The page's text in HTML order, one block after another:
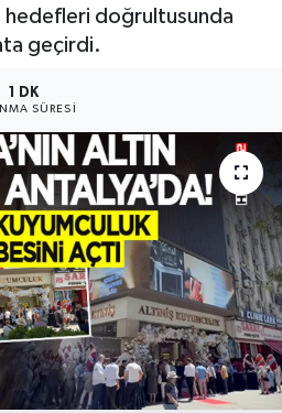
hedefleri doğrultusunda
geçirdi.
1 DK
SÜRESI